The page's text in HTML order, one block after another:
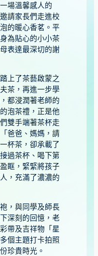
場溫馨感人的
請家長們走進校
的暖心香茗。平
為貼心的小小茶
表達最深切的謝
上了茶藝啟蒙之
茶，再進一步學
都浸潤著老師的
泡茶禮，正是他
雙手端著茶杯走
爸爸、媽媽，請
杯茶，卻承載了
過茶杯、喝下第
眶，緊緊將孩子
，充滿了濃濃的
，與同學及師長
深刻的回憶，老
帶及吉祥物「星
個主題打卡拍照
珍貴時光。